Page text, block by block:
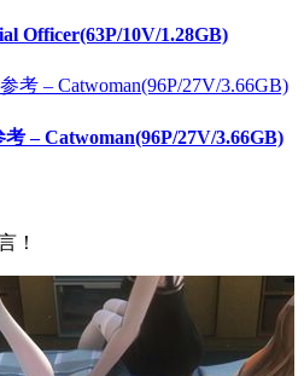
Officer(63P/10V/1.28GB)
– Catwoman(96P/27V/3.66GB)
！